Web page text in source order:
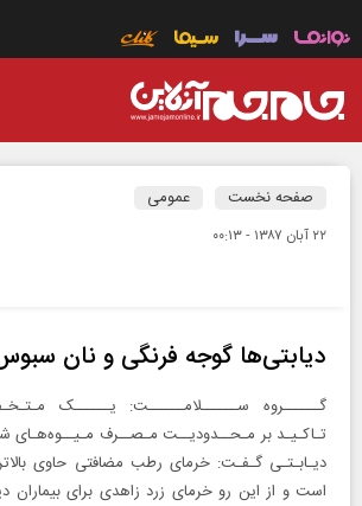
صفحه نخست عمومی
۲۲ آبان ۱۳۸۷ - ۰۰:۱۳
دیابتی‌ها گوجه فرنگی و نان
گــــــروه ســــــلامــــــت: یــــــک
تـاکـیـد بر مـحــدودیــت مـصــرف مـیــوه‌هـای
دیـابـتـی گـفـت: خرمای رطب مضافتی حاوی
است و از این رو خرمای زرد زاهدی برای بیماران